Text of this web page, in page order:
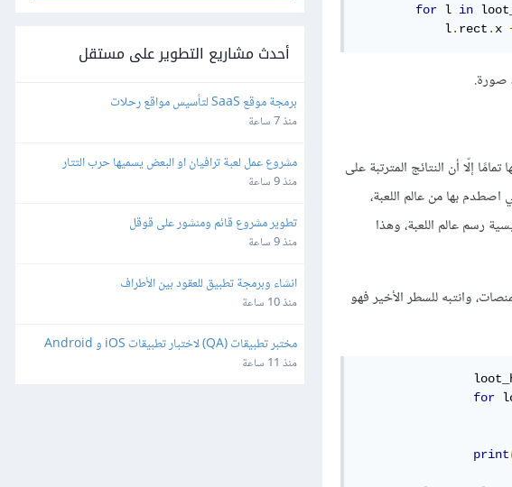
for l in
            l
. rect . x
صورة.
إلّا أن النتائج المترتبة على
بها من عالم اللعبة،
رسم عالم اللعبة، وهذا
وانتبه للسطر الأخير فهو
for
print
أحدث مشاريع التطوير على مستقل
برمجة موقع SaaS لتأسيس مواقع رحلات
منذ 7 ساعة
مشروع عمل لعبة ترافيان او البعض يسميها حرب التتار
منذ 9 ساعة
تطوير مشروع قائم ومنشور على قوقل
منذ 9 ساعة
انشاء وبرمجة تطبيق للعقود بين الأطراف
منذ 10 ساعة
مختبر تطبيقات (QA) لاختبار تطبيقات iOS و Android
منذ 11 ساعة